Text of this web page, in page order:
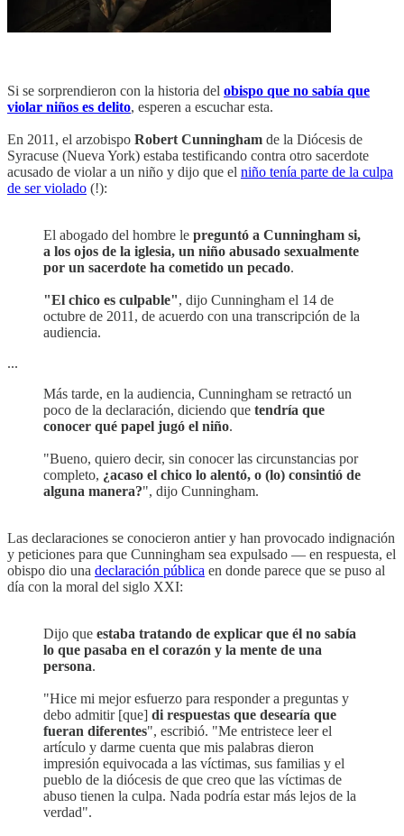
Si se sorprendieron con la historia del obispo que no sabía que
violar niños es delito, esperen a escuchar esta.
En 2011, el arzobispo Robert Cunningham de la Diócesis de
Syracuse (Nueva York) estaba testificando contra otro sacerdote
acusado de violar a un niño y dijo que el niño tenía parte de la culpa
de ser violado (!):
El abogado del hombre le preguntó a Cunningham si,
a los ojos de la iglesia, un niño abusado sexualmente
por un sacerdote ha cometido un pecado.
"El chico es culpable", dijo Cunningham el 14 de
octubre de 2011, de acuerdo con una transcripción de la
audiencia.
...
Más tarde, en la audiencia, Cunningham se retractó un
poco de la declaración, diciendo que tendría que
conocer qué papel jugó el niño.
"Bueno, quiero decir, sin conocer las circunstancias por
completo, ¿acaso el chico lo alentó, o (lo) consintió de
alguna manera?", dijo Cunningham.
Las declaraciones se conocieron antier y han provocado indignación
y peticiones para que Cunningham sea expulsado — en respuesta, el
obispo dio una declaración pública en donde parece que se puso al
día con la moral del siglo XXI:
Dijo que estaba tratando de explicar que él no sabía
lo que pasaba en el corazón y la mente de una
persona.
"Hice mi mejor esfuerzo para responder a preguntas y
debo admitir [que] di respuestas que desearía que
fueran diferentes", escribió. "Me entristece leer el
artículo y darme cuenta que mis palabras dieron
impresión equivocada a las víctimas, sus familias y el
pueblo de la diócesis de que creo que las víctimas de
abuso tienen la culpa. Nada podría estar más lejos de la
verdad".